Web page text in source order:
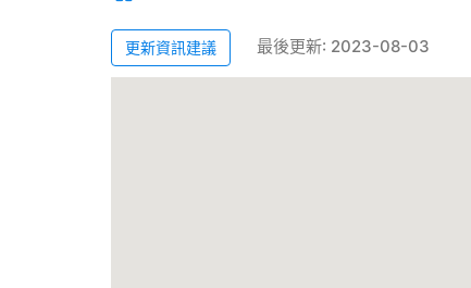
更新資訊建議 最後更新: 2023-08-03